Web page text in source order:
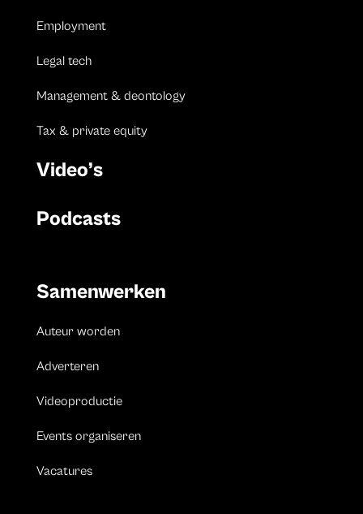
Employment
Legal tech
Management & deontology
Tax & private equity
Video’s
Podcasts
Samenwerken
Auteur worden
Adverteren
Videoproductie
Events organiseren
Vacatures